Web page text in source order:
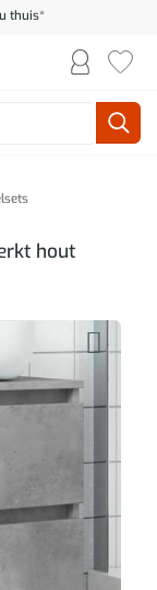
thuis*
hout